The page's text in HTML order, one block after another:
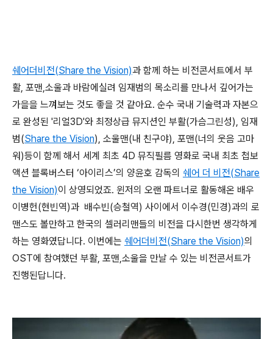
쉐어더비전(Share the Vision)과 함께 하는 비전콘서트에서 부
활, 포맨,소울과 바람에실려 임재범의 목소리를 만나서 깊어가는
가을을 느껴보는 것도 좋을 것 같아요. 순수 국내 기술력과 자본으
로 완성된 '리얼3D'와 최정상급 뮤지션인 부활(가슴그린성), 임재
범(Share the Vision), 소울맨(내 친구야), 포맨(너의 웃음 고마
워)등이 함께 해서 세계 최초 4D 뮤직필름 영화로 국내 최초 첩보
액션 블록버스터 ‘아이리스’의 양윤호 감독의 쉐어 더 비전(Share
the Vision)이 상영되었죠. 윈저의 오랜 파트너로 활동해온 배우
이병헌(현빈역)과 배수빈(승철역) 사이에서 이수경(민경)과의 로
맨스도 볼만하고 한국의 셀러리맨들의 비전을 다시한번 생각하게
하는 영화였답니다. 이번에는 쉐어더비전(Share the Vision)의
OST에 참여했던 부활, 포맨,소울을 만날 수 있는 비전콘서트가
진행된답니다.